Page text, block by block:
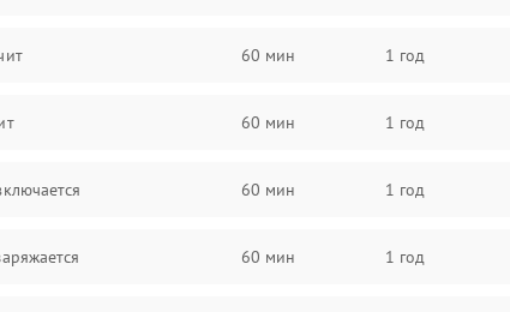
60 мин 1 год
60 мин 1 год
60 мин 1 год
60 мин 1 год